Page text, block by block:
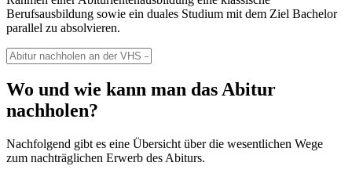
Berufsausbildung sowie ein duales Studium mit dem Ziel Bachelor
parallel zu absolvieren.
Wo und wie kann man das Abitur
nachholen?
Nachfolgend gibt es eine Übersicht über die wesentlichen Wege
zum nachträglichen Erwerb des Abiturs.